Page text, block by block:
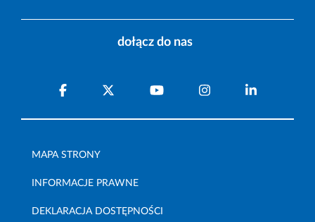
dołącz do nas
MAPA STRONY
INFORMACJE PRAWNE
DEKLARACJA DOSTĘPNOŚCI